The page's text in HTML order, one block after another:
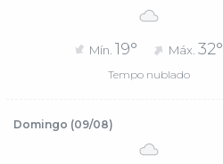
Mín. 19° Máx.32°
Tempo nublado
Domingo (09/08)